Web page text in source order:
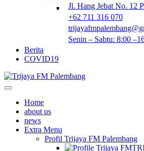
Jl. Hang Jebat No. 12
+62 711 316 070
Senin – Sabtu: 8:00
Berita
COVID19
Home
about us
news
Extra Menu
Profil Trijaya FM Palembang